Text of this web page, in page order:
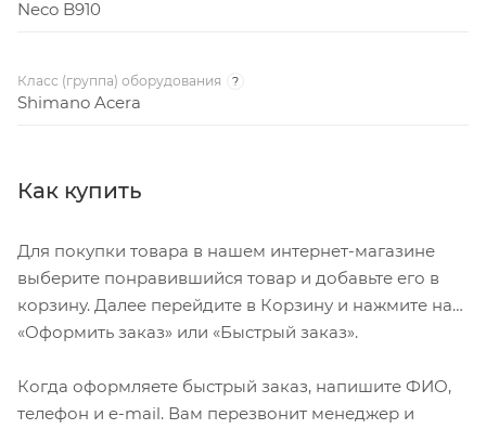
Neco B910
Класс (группа) оборудования ?
Shimano Acera
Как купить
Для покупки товара в нашем интернет-магазине
выберите понравившийся товар и добавьте его в
корзину. Далее перейдите в Корзину и нажмите на
«Оформить заказ» или «Быстрый заказ».
Когда оформляете быстрый заказ, напишите ФИО,
телефон и e-mail. Вам перезвонит менеджер и